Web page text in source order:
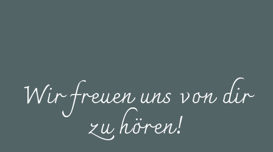
Wir freuen uns von dir
zu hören!